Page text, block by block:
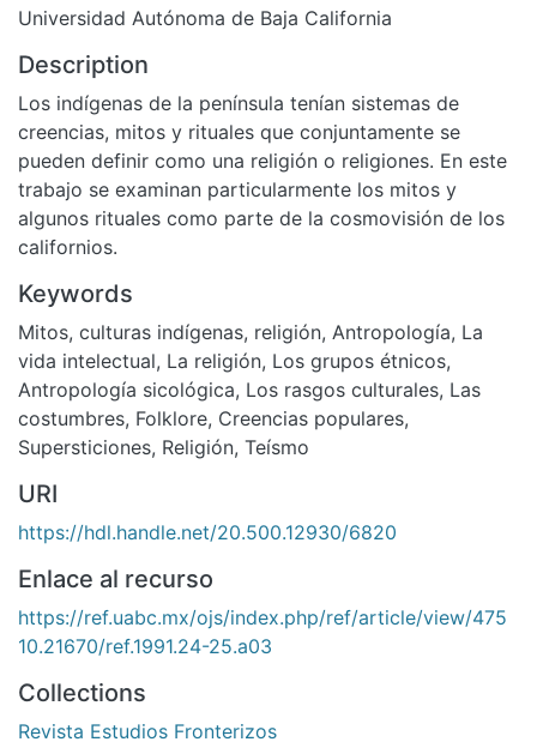
Universidad Autónoma de Baja California
Description
Los indígenas de la península tenían sistemas de
creencias, mitos y rituales que conjuntamente se
pueden definir como una religión o religiones. En este
trabajo se examinan particularmente los mitos y
algunos rituales como parte de la cosmovisión de los
californios.
Keywords
Mitos, culturas indígenas, religión, Antropología, La
vida intelectual, La religión, Los grupos étnicos,
Antropología sicológica, Los rasgos culturales, Las
costumbres, Folklore, Creencias populares,
Supersticiones, Religión, Teísmo
URI
https://hdl.handle.net/20.500.12930/6820
Enlace al recurso
https://ref.uabc.mx/ojs/index.php/ref/article/view/475
10.21670/ref.1991.24-25.a03
Collections
Revista Estudios Fronterizos